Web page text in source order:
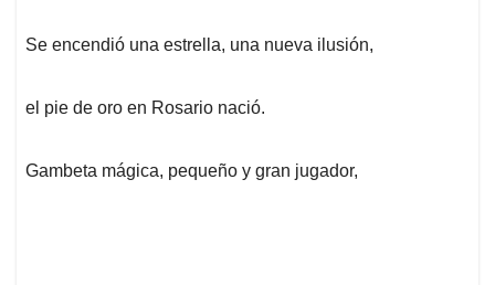
Se encendió una estrella, una nueva ilusión,
el pie de oro en Rosario nació.
Gambeta mágica, pequeño y gran jugador,